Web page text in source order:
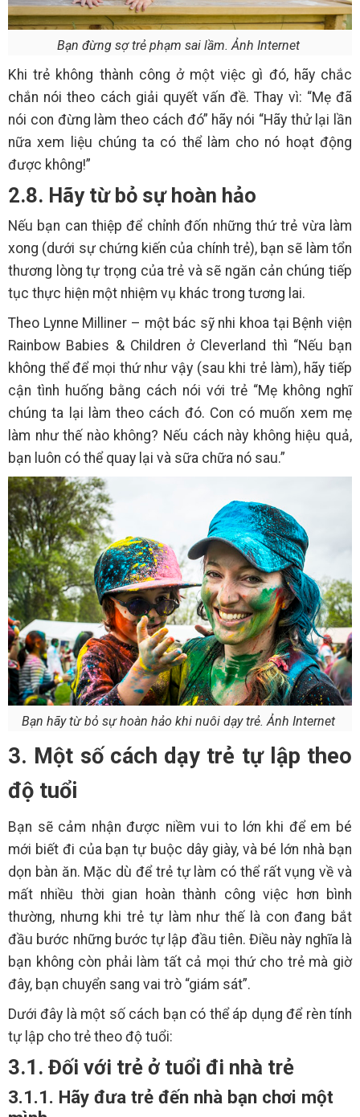
Bạn đừng sợ trẻ phạm sai lầm. Ảnh Internet
Khi trẻ không thành công ở một việc gì đó, hãy chắc
chắn nói theo cách giải quyết vấn đề. Thay vì: “Mẹ đã
nói con đừng làm theo cách đó” hãy nói “Hãy thử lại lần
nữa xem liệu chúng ta có thể làm cho nó hoạt động
được không!”
2.8. Hãy từ bỏ sự hoàn hảo
Nếu bạn can thiệp để chỉnh đốn những thứ trẻ vừa làm
xong (dưới sự chứng kiến của chính trẻ), bạn sẽ làm tổn
thương lòng tự trọng của trẻ và sẽ ngăn cản chúng tiếp
tục thực hiện một nhiệm vụ khác trong tương lai.
Theo Lynne Milliner – một bác sỹ nhi khoa tại Bệnh viện
Rainbow Babies & Children ở Cleverland thì “Nếu bạn
không thể để mọi thứ như vậy (sau khi trẻ làm), hãy tiếp
cận tình huống bằng cách nói với trẻ “Mẹ không nghĩ
chúng ta lại làm theo cách đó. Con có muốn xem mẹ
làm như thế nào không? Nếu cách này không hiệu quả,
bạn luôn có thể quay lại và sữa chữa nó sau.”
Bạn hãy từ bỏ sự hoàn hảo khi nuôi dạy trẻ. Ảnh Internet
3. Một số cách dạy trẻ tự lập theo
độ tuổi
Bạn sẽ cảm nhận được niềm vui to lớn khi để em bé
mới biết đi của bạn tự buộc dây giày, và bé lớn nhà bạn
dọn bàn ăn. Mặc dù để trẻ tự làm có thể rất vụng về và
mất nhiều thời gian hoàn thành công việc hơn bình
thường, nhưng khi trẻ tự làm như thế là con đang bắt
đầu bước những bước tự lập đầu tiên. Điều này nghĩa là
bạn không còn phải làm tất cả mọi thứ cho trẻ mà giờ
đây, bạn chuyển sang vai trò “giám sát”.
Dưới đây là một số cách bạn có thể áp dụng để rèn tính
tự lập cho trẻ theo độ tuổi:
3.1. Đối với trẻ ở tuổi đi nhà trẻ
3.1.1. Hãy đưa trẻ đến nhà bạn chơi một